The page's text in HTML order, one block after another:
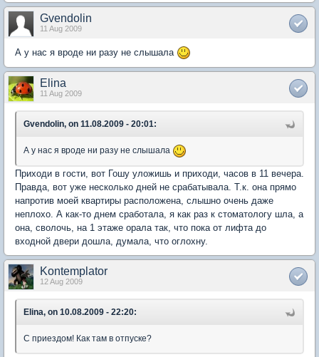
Gvendolin
11 Aug 2009
А у нас я вроде ни разу не слышала
Elina
11 Aug 2009
Gvendolin, on 11.08.2009 - 20:01:
А у нас я вроде ни разу не слышала
Приходи в гости, вот Гошу уложишь и приходи, часов в 11 вечера.
Правда, вот уже несколько дней не срабатывала. Т.к. она прямо
напротив моей квартиры расположена, слышно очень даже
неплохо. А как-то днем сработала, я как раз к стоматологу шла, а
она, сволочь, на 1 этаже орала так, что пока от лифта до
входной двери дошла, думала, что оглохну.
Kontemplator
12 Aug 2009
Elina, on 10.08.2009 - 22:20:
С приездом! Как там в отпуске?